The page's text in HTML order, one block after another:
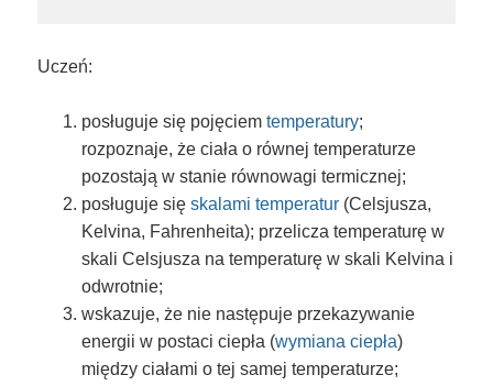
Uczeń:
posługuje się pojęciemtemperatury;
rozpoznaje, że ciała o równej temperaturze
pozostają w stanie równowagi termicznej;
posługuje sięskalami temperatur (Celsjusza,
Kelvina, Fahrenheita); przelicza temperaturę w
skali Celsjusza na temperaturę w skali Kelvina i
odwrotnie;
wskazuje, że nie następuje przekazywanie
energii w postaci ciepła (wymiana ciepła)
między ciałami o tej samej temperaturze;